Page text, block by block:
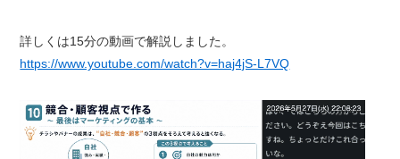
詳しくは15分の動画で解説しました。
https://www.youtube.com/watch?v=haj4jS-L7VQ